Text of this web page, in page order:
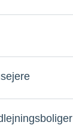
– Generelt
– Meddel